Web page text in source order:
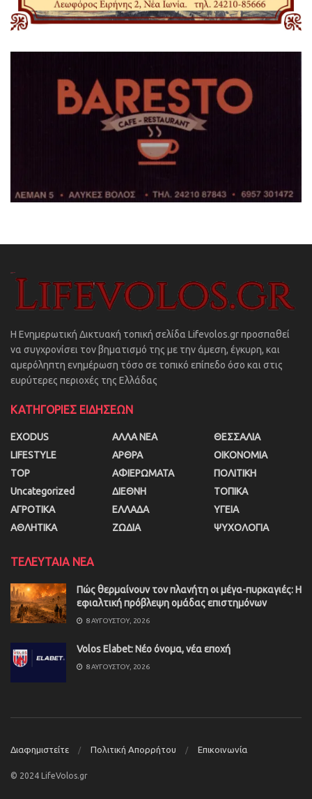
Η Ενημερωτική Δικτυακή τοπική σελίδα Lifevolos.gr προσπαθεί
να συγχρονίσει τον βηματισμό της με την άμεση, έγκυρη, και
αμερόληπτη ενημέρωση τόσο σε τοπικό επίπεδο όσο και στις
ευρύτερες περιοχές της Ελλάδας
ΚΑΤΗΓΟΡΙΕΣ ΕΙΔΗΣΕΩΝ
EXODUS
LIFESTYLE
TOP
Uncategorized
ΑΓΡΟΤΙΚΑ
ΑΘΛΗΤΙΚΑ
ΑΛΛΑ ΝΕΑ
ΑΡΘΡΑ
ΑΦΙΕΡΩΜΑΤΑ
ΔΙΕΘΝΗ
ΕΛΛΑΔΑ
ΖΩΔΙΑ
ΘΕΣΣΑΛΙΑ
ΟΙΚΟΝΟΜΙΑ
ΠΟΛΙΤΙΚΗ
ΤΟΠΙΚΑ
ΥΓΕΙΑ
ΨΥΧΟΛΟΓΙΑ
ΤΕΛΕΥΤΑΙΑ ΝΕΑ
Πώς θερμαίνουν τον πλανήτη οι μέγα-πυρκαγιές: Η
εφιαλτική πρόβλεψη ομάδας επιστημόνων
8 ΑΥΓΟΎΣΤΟΥ, 2026
Volos Elabet: Νέο όνομα, νέα εποχή
8 ΑΥΓΟΎΣΤΟΥ, 2026
Διαφημιστείτε Πολιτική Απορρήτου Επικοινωνία
© 2024 LifeVolos.gr